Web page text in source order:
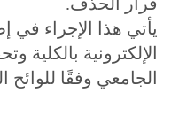
يأتي هذا الإجراء في
الإلكترونية بالكلية
الجامعي وفقًا للوائح